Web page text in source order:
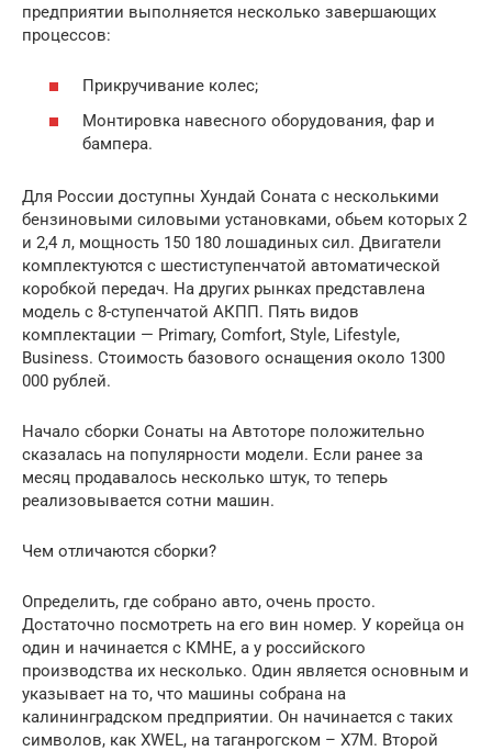
предприятии выполняется несколько завершающих
процессов:
Прикручивание колес;
Монтировка навесного оборудования, фар и
бампера.
Для России доступны Хундай Соната с несколькими
бензиновыми силовыми установками, обьем которых 2
и 2,4 л, мощность 150 180 лошадиных сил. Двигатели
комплектуются с шестиступенчатой автоматической
коробкой передач. На других рынках представлена
модель с 8-ступенчатой АКПП. Пять видов
комплектации — Primary, Comfort, Style, Lifestyle,
Business. Стоимость базового оснащения около 1300
000 рублей.
Начало сборки Сонаты на Автоторе положительно
сказалась на популярности модели. Если ранее за
месяц продавалось несколько штук, то теперь
реализовывается сотни машин.
Чем отличаются сборки?
Определить, где собрано авто, очень просто.
Достаточно посмотреть на его вин номер. У корейца он
один и начинается с КМНЕ, а у российского
производства их несколько. Один является основным и
указывает на то, что машины собрана на
калининградском предприятии. Он начинается с таких
символов, как XWEL, на таганрогском – Х7М. Второй